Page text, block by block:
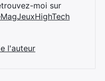
moi sur
l'auteur